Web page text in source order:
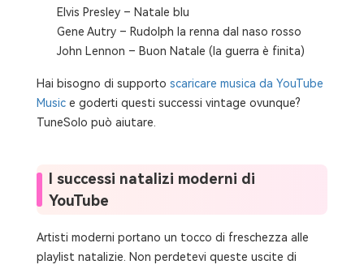
Elvis Presley – Natale blu
Gene Autry – Rudolph la renna dal naso rosso
John Lennon – Buon Natale (la guerra è finita)
Hai bisogno di supporto scaricare musica da YouTube
Musice goderti questi successi vintage ovunque?
TuneSolo può aiutare.
I successi natalizi moderni di
YouTube
Artisti moderni portano un tocco di freschezza alle
playlist natalizie. Non perdetevi queste uscite di